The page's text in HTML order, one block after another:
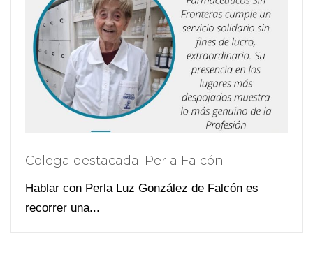
Colega destacada: Perla Falcón
Hablar con Perla Luz González de Falcón es
recorrer una...